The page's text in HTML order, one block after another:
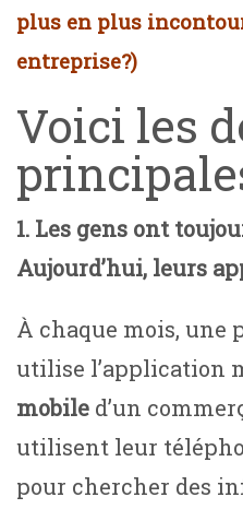
plus en plus
entreprise?)
Voici les
1. Les gens ont
Aujourd’hui, leurs
À chaque mois, une
utilise l’application
mobile d’un
utilisent leur
pour chercher des